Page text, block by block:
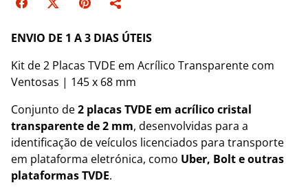
ENVIO DE 1 A 3 DIAS ÚTEIS
Kit de 2 Placas TVDE em Acrílico Transparente com
Ventosas | 145 x 68 mm
Conjunto de2 placas TVDE em acrílico cristal
transparente de 2 mm, desenvolvidas para a
identificação de veículos licenciados para transporte
em plataforma eletrónica, como Uber, Bolt e outras
plataformas TVDE.